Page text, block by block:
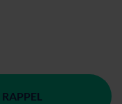
RAPPEL